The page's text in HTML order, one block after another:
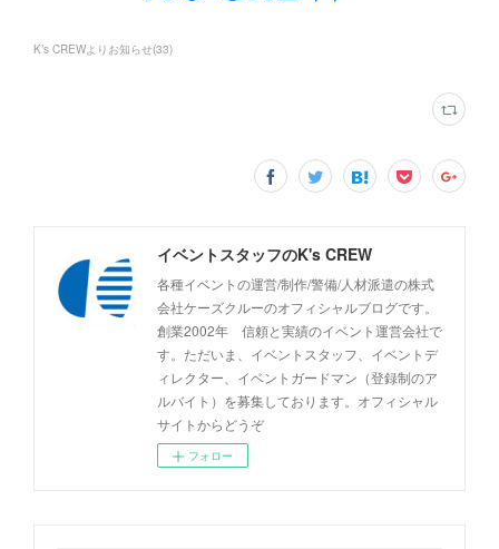
K’s CREWよりお知らせ(33)
イベントスタッフのK's CREW
各種イベントの運営/制作/警備/人材派遣の株式
会社ケーズクルーのオフィシャルブログです。
創業2002年 信頼と実績のイベント運営会社で
す。ただいま、イベントスタッフ、イベントデ
ィレクター、イベントガードマン（登録制のア
ルバイト）を募集しております。オフィシャル
サイトからどうぞ
フォロー